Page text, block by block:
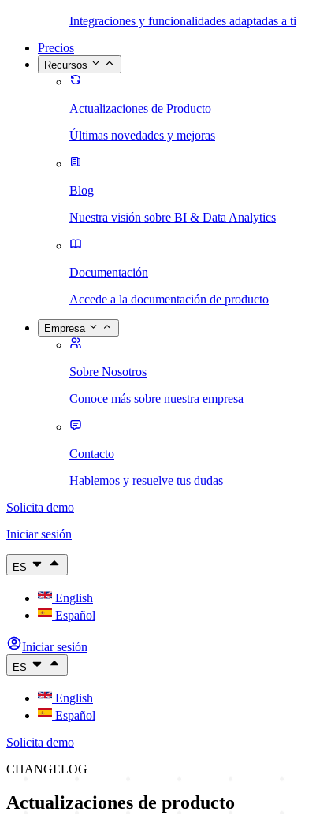
Integraciones y funcionalidades adaptadas a ti
Precios
Recursos
Actualizaciones de Producto
Últimas novedades y mejoras
Blog
Nuestra visión sobre BI & Data Analytics
Documentación
Accede a la documentación de producto
Empresa
Sobre Nosotros
Conoce más sobre nuestra empresa
Contacto
Hablemos y resuelve tus dudas
Solicita demo
Iniciar sesión
ES
English
Español
Iniciar sesión
ES
English
Español
Solicita demo
CHANGELOG
Actualizaciones de producto